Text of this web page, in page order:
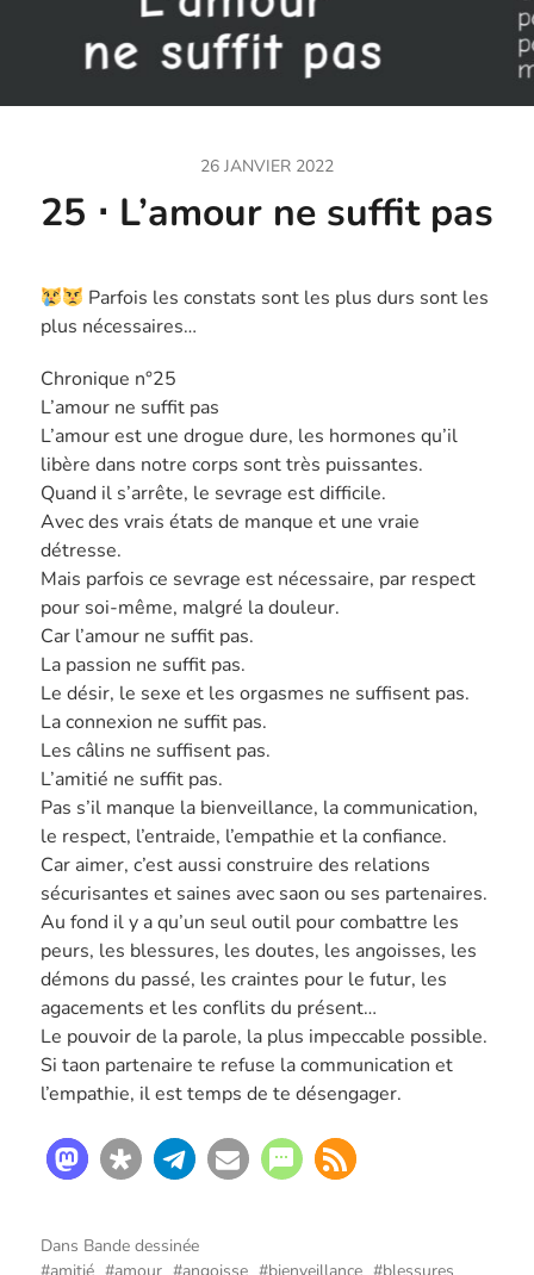
26 JANVIER 2022
25 ⋅ L’amour ne suffit pas
Parfois les constats sont les plus durs sont les
plus nécessaires…
Chronique n°25
L’amour ne suffit pas
L’amour est une drogue dure, les hormones qu’il
libère dans notre corps sont très puissantes.
Quand il s’arrête, le sevrage est difficile.
Avec des vrais états de manque et une vraie
détresse.
Mais parfois ce sevrage est nécessaire, par respect
pour soi-même, malgré la douleur.
Car l’amour ne suffit pas.
La passion ne suffit pas.
Le désir, le sexe et les orgasmes ne suffisent pas.
La connexion ne suffit pas.
Les câlins ne suffisent pas.
L’amitié ne suffit pas.
Pas s’il manque la bienveillance, la communication,
le respect, l’entraide, l’empathie et la confiance.
Car aimer, c’est aussi construire des relations
sécurisantes et saines avec saon ou ses partenaires.
Au fond il y a qu’un seul outil pour combattre les
peurs, les blessures, les doutes, les angoisses, les
démons du passé, les craintes pour le futur, les
agacements et les conflits du présent…
Le pouvoir de la parole, la plus impeccable possible.
Si taon partenaire te refuse la communication et
l’empathie, il est temps de te désengager.
Dans Bande dessinée